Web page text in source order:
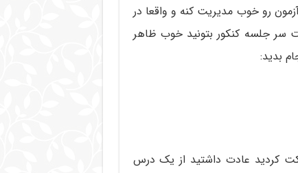
12 ظهر بتونه جلسه آزمون رو خوب مدیریت کنه و واقعا در
سر جلسه کنکور بتونید خوب ظاهر
بدید:
کردید عادت داشتید از یک درس